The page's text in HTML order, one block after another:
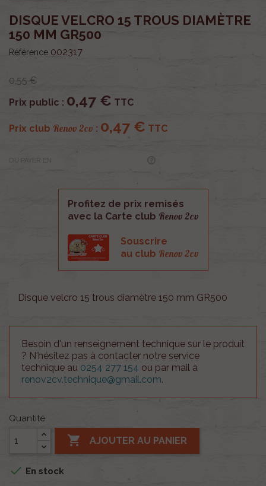
DISQUE VELCRO 15 TROUS DIAMÈTRE
150 MM GR500
Référence 002317
0,55 €
Prix public : 0,47 € TTC
Prix club Renov 2cv : 0,47 € TTC
OU PAYER EN
Profitez de prix remisés
avec la Carte club Renov 2cv
Souscrire
au club Renov 2cv
Disque velcro 15 trous diamètre 150 mm GR500
Besoin d'un renseignement technique sur le produit
? N'hésitez pas à contacter notre service
technique au 0254 277 154 ou par mail à
renov2cv.technique@gmail.com.
Quantité
 AJOUTER AU PANIER
 En stock